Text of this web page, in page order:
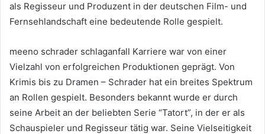
als Regisseur und Produzent in der deutschen Film- und
Fernsehlandschaft eine bedeutende Rolle gespielt.
meeno schrader schlaganfall Karriere war von einer
Vielzahl von erfolgreichen Produktionen geprägt. Von
Krimis bis zu Dramen – Schrader hat ein breites Spektrum
an Rollen gespielt. Besonders bekannt wurde er durch
seine Arbeit an der beliebten Serie “Tatort”, in der er als
Schauspieler und Regisseur tätig war. Seine Vielseitigkeit